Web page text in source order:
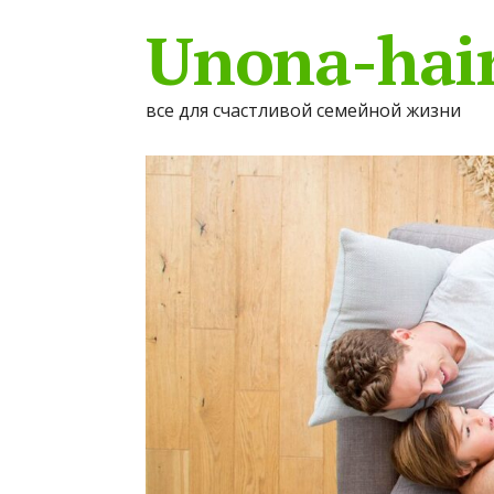
Unona-
все для счастливой семейной жизни